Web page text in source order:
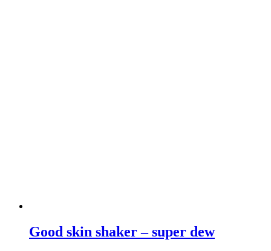
Good skin shaker – super dew